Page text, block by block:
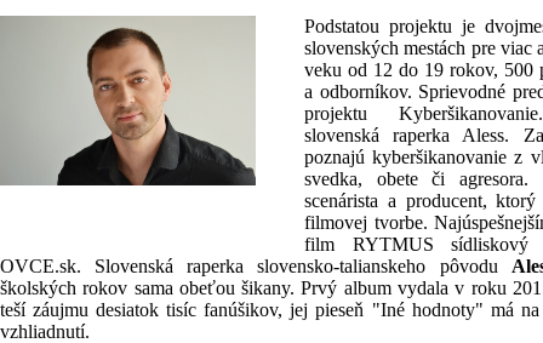
Podstatou projektu je
slovenských mestách pre
veku od 12 do 19 rokov, 500
a odborníkov. Sprievodné
projektu
slovenská raperka Aless.
poznajú kyberšikanovanie z
svedka, obete či agresora.
scenárista a producent,
filmovej tvorbe.
film RYTMUS sídliskový
OVCE.sk. Slovenská raperka slovensko-talianskeho pôvodu
školských rokov sama obeťou šikany. Prvý album vydala v roku
teší záujmu desiatok tisíc fanúšikov, jej pieseň "Iné hodnoty" má
vzhliadnutí.